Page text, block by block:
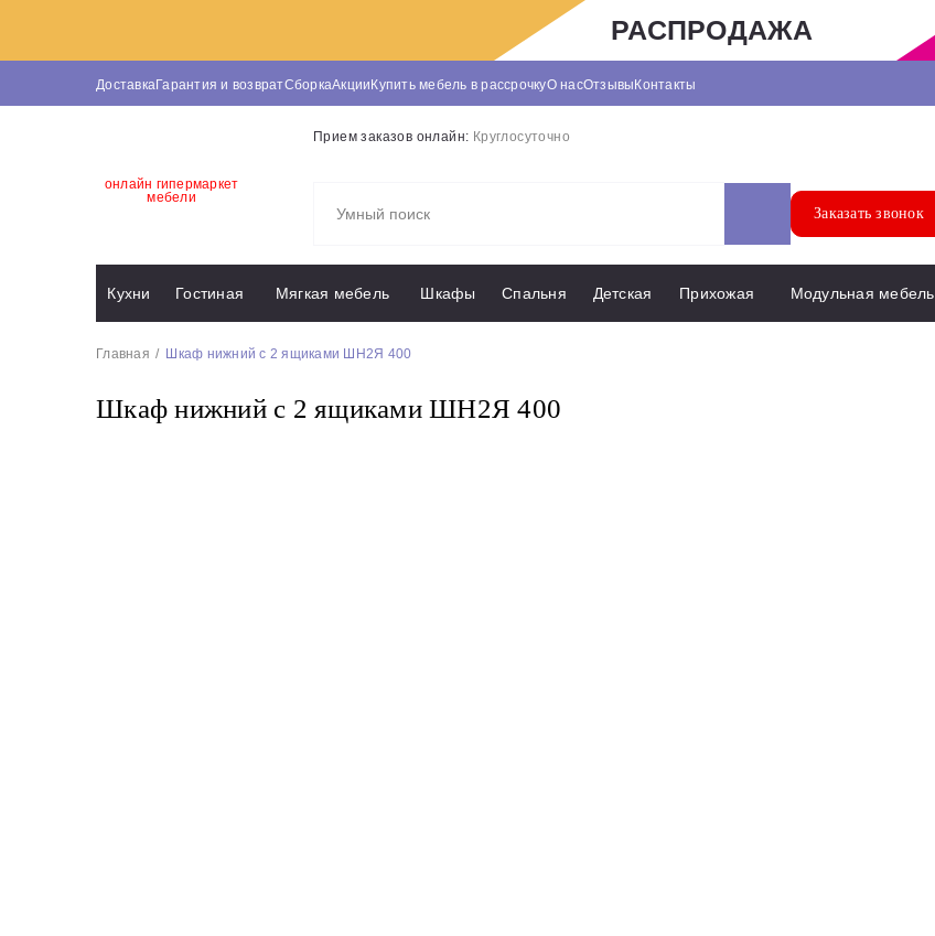
РАСПРОДАЖА
ДоставкаГарантия и возвратСборкаАкцииКупить мебель в рассрочкуО насОтзывыКонтакты
онлайн гипермаркет
мебели
Прием заказов онлайн: Круглосуточно
Заказать звонок
Кухни Гостиная Мягкая мебель Шкафы Спальня Детская Прихожая Модульная мебель
Главная Шкаф нижний с 2 ящиками ШН2Я 400
Шкаф нижний с 2 ящиками ШН2Я 400